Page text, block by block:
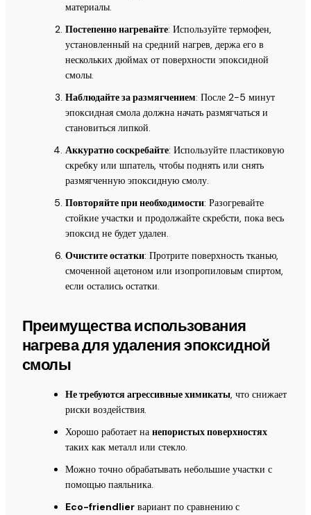
материалы.
Постепенно нагревайте: Используйте термофен,
установленный на средний нагрев, держа его в
нескольких дюймах от поверхности эпоксидной
смолы.
Наблюдайте за размягчением: После 2-5 минут
эпоксидная смола должна начать размягчаться и
становиться липкой.
Аккуратно соскребайте: Используйте пластиковую
скребку или шпатель, чтобы поднять или снять
размягченную эпоксидную смолу.
Повторяйте при необходимости: Разогревайте
стойкие участки и продолжайте скребсти, пока весь
эпоксид не будет удален.
Очистите остатки: Протрите поверхность тканью,
смоченной ацетоном или изопропиловым спиртом,
если остались остатки.
Преимущества использования
нагрева для удаления эпоксидной
смолы
Не требуются агрессивные химикаты, что снижает
риски воздействия.
Хорошо работает на непористых поверхностях
таких как металл или стекло.
Можно точно обрабатывать небольшие участки с
помощью паяльника.
Eco-friendlierвариант по сравнению с